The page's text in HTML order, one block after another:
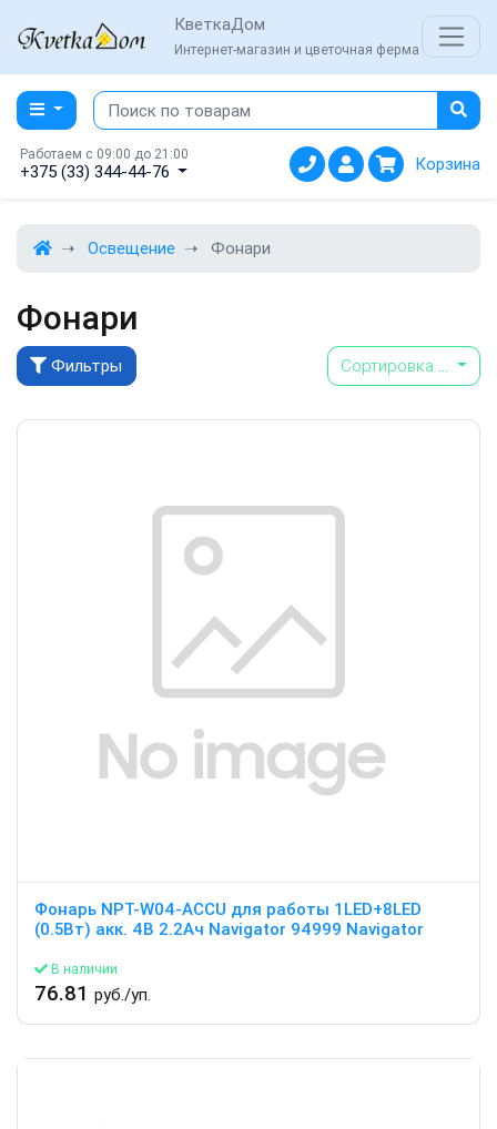
КветкаДом
Интернет-магазин и цветочная ферма
Работаем с 09:00 до 21:00
+375 (33) 344-44-76 Корзина
Освещение Фонари
Фонари
Фильтры Сортировка ...
Фонарь NPT-W04-ACCU для работы 1LED+8LED
(0.5Вт) акк. 4В 2.2Ач Navigator 94999 Navigator
В наличии
76.81 руб./уп.